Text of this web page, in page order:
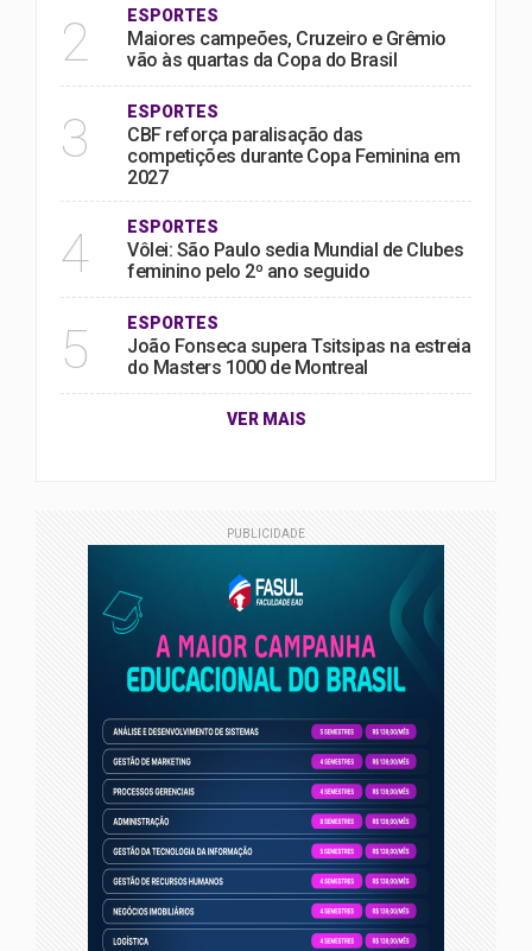
2 ESPORTES
Maiores campeões, Cruzeiro e Grêmio
vão às quartas da Copa do Brasil
3 ESPORTES
CBF reforça paralisação das
competições durante Copa Feminina em
2027
4 ESPORTES
Vôlei: São Paulo sedia Mundial de Clubes
feminino pelo 2º ano seguido
5 ESPORTES
João Fonseca supera Tsitsipas na estreia
do Masters 1000 de Montreal
VER MAIS
PUBLICIDADE